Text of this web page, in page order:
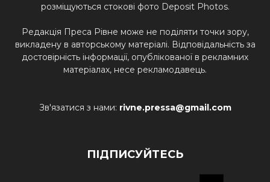
розміщуються стокові фото Deposit Photos.
Редакція Преса Рівне може не поділяти точки зору,
викладену в авторському матеріалі. Відповідальність за
достовірність інформації, опублікованої в рекламних
матеріалах, несе рекламодавець.
Зв'язатися з нами: rivne.pressa@gmail.com
ПІДПИСУЙТЕСЬ